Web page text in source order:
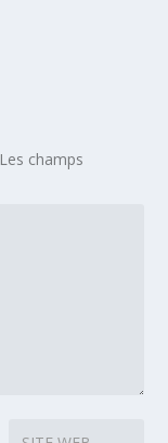
Les champs